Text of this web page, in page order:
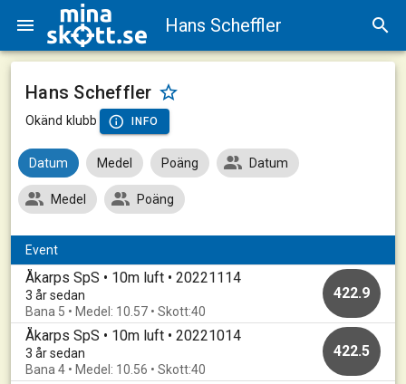
Hans Scheffler
Hans Scheffler
Okänd klubb INFO
Datum Medel Poäng Datum
Medel Poäng
Event
Åkarps SpS • 10m luft • 20221114
3 år sedan
Bana 5 • Medel: 10.57 • Skott:40
422.9
Åkarps SpS • 10m luft • 20221014
3 år sedan
Bana 4 • Medel: 10.56 • Skott:40
422.5